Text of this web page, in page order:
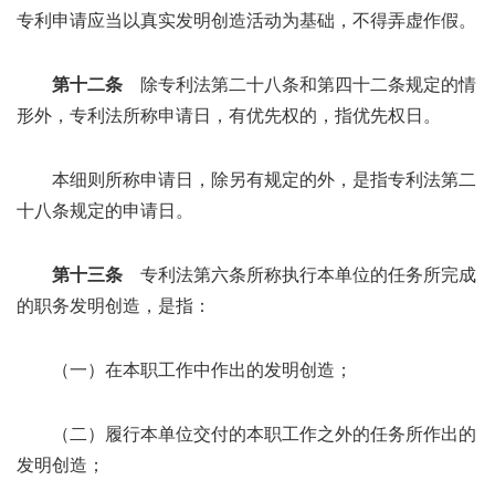
专利申请应当以真实发明创造活动为基础，不得弄虚作假。
第十二条 除专利法第二十八条和第四十二条规定的情
形外，专利法所称申请日，有优先权的，指优先权日。
本细则所称申请日，除另有规定的外，是指专利法第二
十八条规定的申请日。
第十三条 专利法第六条所称执行本单位的任务所完成
的职务发明创造，是指：
（一）在本职工作中作出的发明创造；
（二）履行本单位交付的本职工作之外的任务所作出的
发明创造；